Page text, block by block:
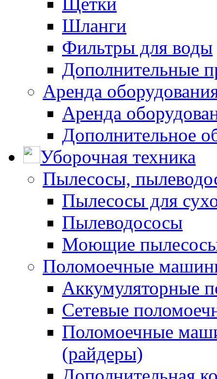
Шланги
Фильтры для воды
Дополнительные
Аренда
Аренда
Дополнительное
Уборочная техника
Пылесосы,
Пылесосы для
Пылеводососы
Моющие пылесосы
Поломоечные
Аккумуляторные
Сетевые
Поломоечные
(райдеры)